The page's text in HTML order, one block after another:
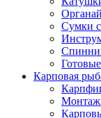
Сумки
Карповая